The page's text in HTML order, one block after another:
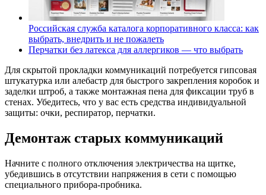
Российская служба каталога корпоративного класса: как
выбрать, внедрить и не пожалеть
Перчатки без латекса для аллергиков — что выбрать
Для скрытой прокладки коммуникаций потребуется гипсовая
штукатурка или алебастр для быстрого закрепления коробок и
заделки штроб, а также монтажная пена для фиксации труб в
стенах. Убедитесь, что у вас есть средства индивидуальной
защиты: очки, респиратор, перчатки.
Демонтаж старых коммуникаций
Начните с полного отключения электричества на щитке,
убедившись в отсутствии напряжения в сети с помощью
специального прибора-пробника.